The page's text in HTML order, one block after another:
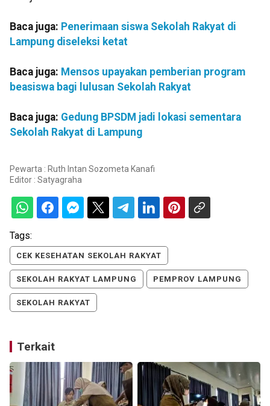
Baca juga: Penerimaan siswa Sekolah Rakyat di
Lampung diseleksi ketat
Baca juga: Mensos upayakan pemberian program
beasiswa bagi lulusan Sekolah Rakyat
Baca juga: Gedung BPSDM jadi lokasi sementara
Sekolah Rakyat di Lampung
Pewarta : Ruth Intan Sozometa Kanafi
Editor : Satyagraha
Tags:
CEK KESEHATAN SEKOLAH RAKYAT
SEKOLAH RAKYAT LAMPUNG PEMPROV LAMPUNG
SEKOLAH RAKYAT
Terkait